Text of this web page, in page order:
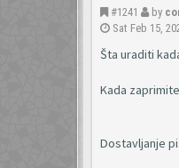
#1241 by
Sat Feb 15,
Šta uraditi
Kada
Dostavljanje